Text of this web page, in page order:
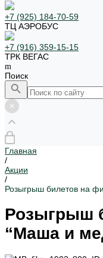
+7 (925) 184-70-59
ТЦ АЭРОБУС
+7 (916) 359-15-15
ТРК ВЕГАС
Поиск
Главная
/
Акции
/
Розыгрыш билетов на
Розыгрыш
“Маша и